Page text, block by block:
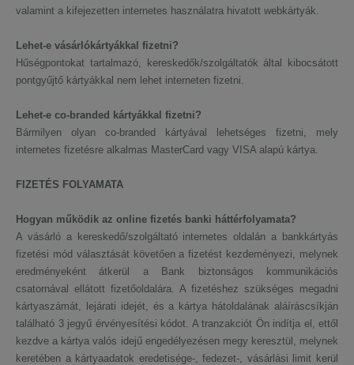
valamint a kifejezetten internetes használatra hivatott webkártyák.
Lehet-e vásárlókártyákkal fizetni?
Hűségpontokat tartalmazó, kereskedők/szolgáltatók által kibocsátott
pontgyűjtő kártyákkal nem lehet interneten fizetni.
Lehet-e co-branded kártyákkal fizetni?
Bármilyen olyan co-branded kártyával lehetséges fizetni, mely
internetes fizetésre alkalmas MasterCard vagy VISA alapú kártya.
FIZETÉS FOLYAMATA
Hogyan működik az online fizetés banki háttérfolyamata?
A vásárló a kereskedő/szolgáltató internetes oldalán a bankkártyás
fizetési mód választását követően a fizetést kezdeményezi, melynek
eredményeként átkerül a Bank biztonságos kommunikációs
csatornával ellátott fizetőoldalára. A fizetéshez szükséges megadni
kártyaszámát, lejárati idejét, és a kártya hátoldalának aláíráscsíkján
található 3 jegyű érvényesítési kódot. A tranzakciót Ön indítja el, ettől
kezdve a kártya valós idejű engedélyezésen megy keresztül, melynek
keretében a kártyaadatok eredetisége-, fedezet-, vásárlási limit kerül